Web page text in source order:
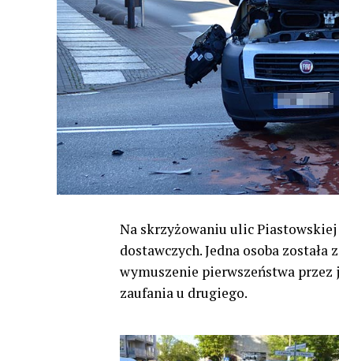
Na skrzyżowaniu ulic
dostawczych. Jedna osoba
wymuszenie pierwszeństwa przez
zaufania u drugiego.